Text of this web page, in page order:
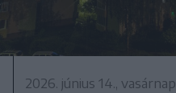
2026. június 14., vasárnap